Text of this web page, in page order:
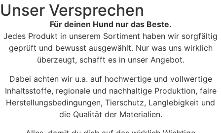
Unser Versprechen
Für deinen Hund nur das Beste.
Jedes Produkt in unserem Sortiment haben wir sorgfältig
geprüft und bewusst ausgewählt. Nur was uns wirklich
überzeugt, schafft es in unser Angebot.
Dabei achten wir u.a. auf hochwertige und vollwertige
Inhaltsstoffe, regionale und nachhaltige Produktion, faire
Herstellungsbedingungen, Tierschutz, Langlebigkeit und
die Qualität der Materialien.